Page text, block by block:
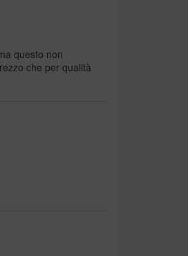
questo non
che per qualità